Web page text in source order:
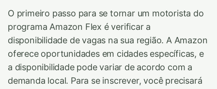
O primeiro passo para se tornar um motorista do
programa Amazon Flex é verificar a
disponibilidade de vagas na sua região. A Amazon
oferece oportunidades em cidades específicas, e
a disponibilidade pode variar de acordo com a
demanda local. Para se inscrever, você precisará